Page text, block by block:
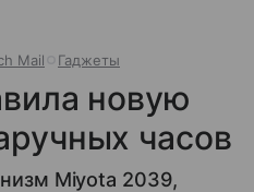
Mail Гаджеты
новую
часов
Miyota 2039,